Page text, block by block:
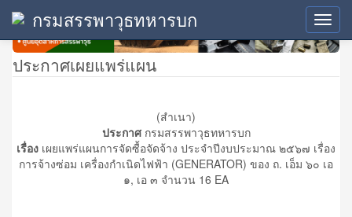
กรมสรรพาวุธทหารบก
ประกาศเผยแพร่แผน
(สำเนา)
ประกาศกรมสรรพาวุธทหารบก
เรื่อง เผยแพร่แผนการจัดซื้อจัดจ้าง ประจำปีงบประมาณ ๒๕๖๗ เรื่อง
การจ้างซ่อม เครื่องกำเนิดไฟฟ้า (GENERATOR) ของ ถ. เอ็ม ๖๐ เอ
๑, เอ ๓ จำนวน 16 EA